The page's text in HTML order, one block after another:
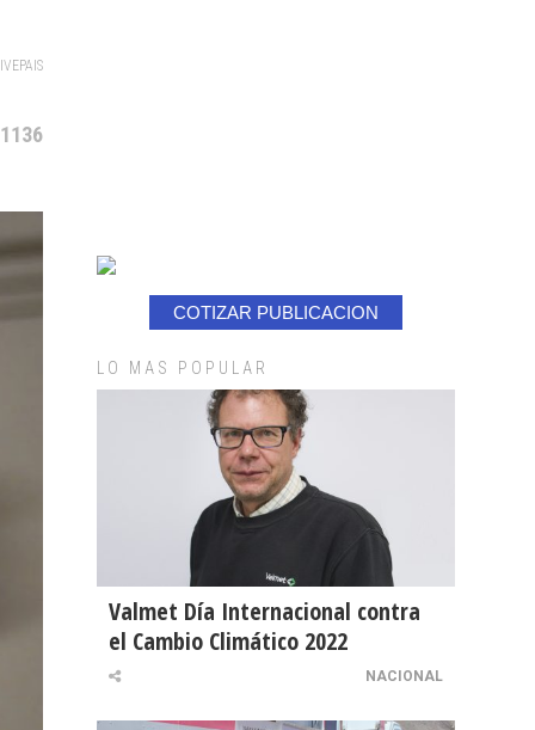
COTIZAR PUBLICACION
LO MAS POPULAR
Valmet Día Internacional contra
el Cambio Climático 2022
NACIONAL